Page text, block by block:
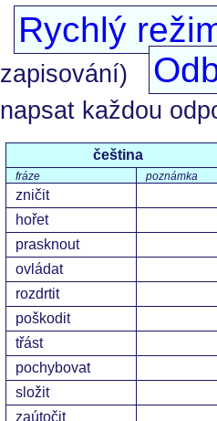
Rychlý
zapisování)
napsat každou
čeština
fráze poznámka
zničit
hořet
prasknout
ovládat
rozdrtit
poškodit
třást
pochybovat
složit
zaútočit